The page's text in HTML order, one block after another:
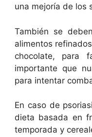
una mejoría de los
También se
alimentos
chocolate, para
importante que
para intentar
En caso de
dieta basada en
temporada y